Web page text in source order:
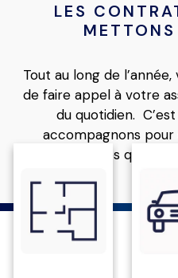
LES
Tout au long de
de faire appel à votre
du quotidien.
accompagnons pour
spécifiques qui